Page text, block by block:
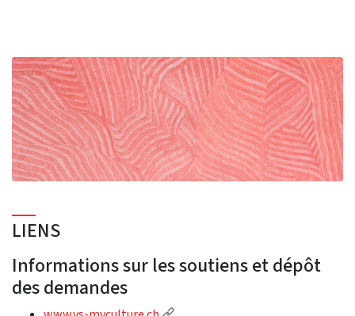
LIENS
Informations sur les soutiens et dépôt
des demandes